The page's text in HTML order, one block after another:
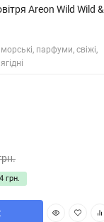
Areon Wild Wild &
морські, парфуми, свіжі,
ягідні
грн.